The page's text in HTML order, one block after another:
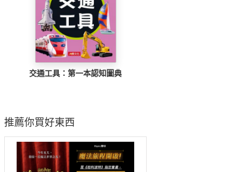
交通工具：第一本認知圖典
推薦你買好東西